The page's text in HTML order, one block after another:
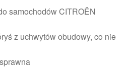
samochodów CITROËN
z uchwytów obudowy, co nie